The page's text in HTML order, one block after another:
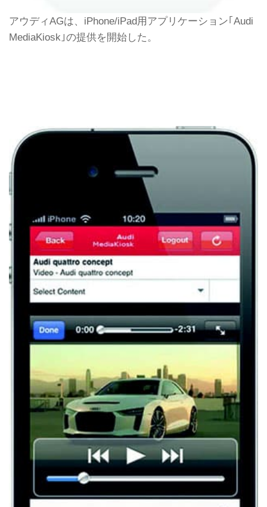
アウディAGは、iPhone/iPad用アプリケーション｢Audi
MediaKiosk｣の提供を開始した。